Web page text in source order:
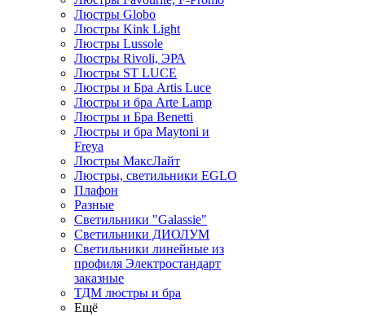
Люстры Globo
Люстры Kink Light
Люстры Lussole
Люстры Rivoli, ЭРА
Люстры ST LUCE
Люстры и Бра Artis Luce
Люстры и бра Arte Lamp
Люстры и Бра Benetti
Люстры и бра Maytoni и
Freya
Люстры МаксЛайт
Люстры, светильники EGLO
Плафон
Разные
Светильники "Galassie"
Светильники ДИОЛУМ
Светильники линейные из
профиля Электростандарт
заказные
ТДМ люстры и бра
Ещё